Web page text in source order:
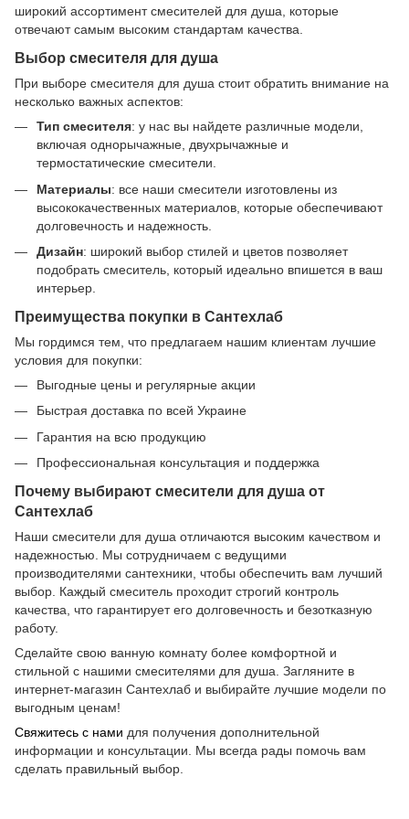
широкий ассортимент смесителей для душа, которые
отвечают самым высоким стандартам качества.
Выбор смесителя для душа
При выборе смесителя для душа стоит обратить внимание на
несколько важных аспектов:
Тип смесителя: у нас вы найдете различные модели,
включая однорычажные, двухрычажные и
термостатические смесители.
Материалы: все наши смесители изготовлены из
высококачественных материалов, которые обеспечивают
долговечность и надежность.
Дизайн: широкий выбор стилей и цветов позволяет
подобрать смеситель, который идеально впишется в ваш
интерьер.
Преимущества покупки в Сантехлаб
Мы гордимся тем, что предлагаем нашим клиентам лучшие
условия для покупки:
Выгодные цены и регулярные акции
Быстрая доставка по всей Украине
Гарантия на всю продукцию
Профессиональная консультация и поддержка
Почему выбирают смесители для душа от
Сантехлаб
Наши смесители для душа отличаются высоким качеством и
надежностью. Мы сотрудничаем с ведущими
производителями сантехники, чтобы обеспечить вам лучший
выбор. Каждый смеситель проходит строгий контроль
качества, что гарантирует его долговечность и безотказную
работу.
Сделайте свою ванную комнату более комфортной и
стильной с нашими смесителями для душа. Загляните в
интернет-магазин Сантехлаб и выбирайте лучшие модели по
выгодным ценам!
Свяжитесь с нами для получения дополнительной
информации и консультации. Мы всегда рады помочь вам
сделать правильный выбор.